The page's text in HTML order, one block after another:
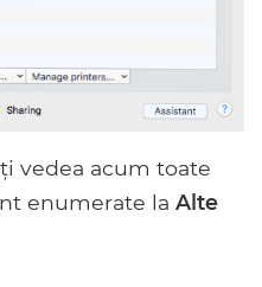
vedea acum toate
enumerate la Alte